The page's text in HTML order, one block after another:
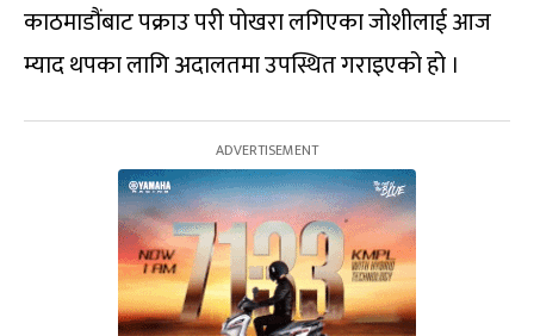
काठमाडौंबाट पक्राउ परी पोखरा लगिएका जोशीलाई आज
म्याद थपका लागि अदालतमा उपस्थित गराइएको हो ।